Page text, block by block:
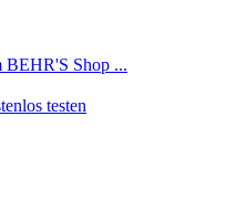
BEHR'S Shop ...
testen